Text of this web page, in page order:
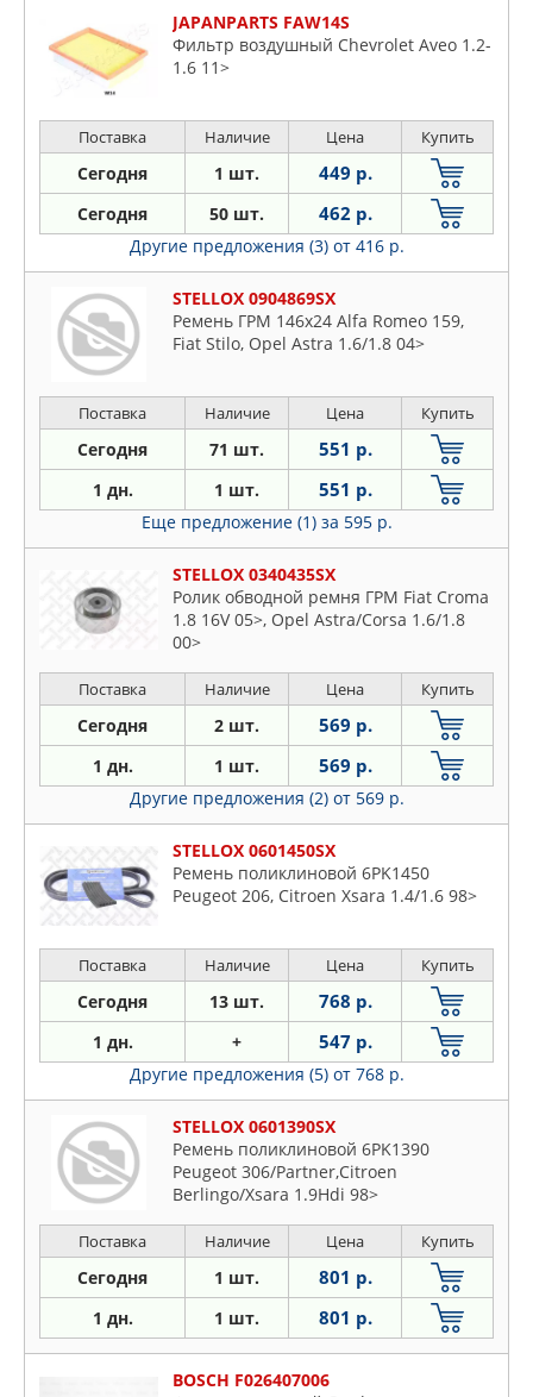
JAPANPARTS FAW14S
Фильтр воздушный Chevrolet Aveo 1.2-
1.6 11>
Поставка Наличие Цена Купить
Сегодня 1 шт. 449 р.
Сегодня 50 шт. 462 р.
Другие предложения (3) от 416 р.
STELLOX 0904869SX
Ремень ГРМ 146x24 Alfa Romeo 159,
Fiat Stilo, Opel Astra 1.6/1.8 04>
Поставка Наличие Цена Купить
Сегодня 71 шт. 551 р.
1 дн. 1 шт. 551 р.
Еще предложение (1) за 595 р.
STELLOX 0340435SX
Ролик обводной ремня ГРМ Fiat Croma
1.8 16V 05>, Opel Astra/Corsa 1.6/1.8
00>
Поставка Наличие Цена Купить
Сегодня 2 шт. 569 р.
1 дн. 1 шт. 569 р.
Другие предложения (2) от 569 р.
STELLOX 0601450SX
Ремень поликлиновой 6PK1450
Peugeot 206, Citroen Xsara 1.4/1.6 98>
Поставка Наличие Цена Купить
Сегодня 13 шт. 768 р.
1 дн. + 547 р.
Другие предложения (5) от 768 р.
STELLOX 0601390SX
Ремень поликлиновой 6PK1390
Peugeot 306/Partner,Citroen
Berlingo/Xsara 1.9Hdi 98>
Поставка Наличие Цена Купить
Сегодня 1 шт. 801 р.
1 дн. 1 шт. 801 р.
BOSCH F026407006